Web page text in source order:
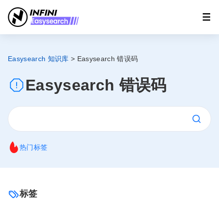
Easysearch 知识库 > Easysearch 错误码
Easysearch 错误码
热门标签
标签